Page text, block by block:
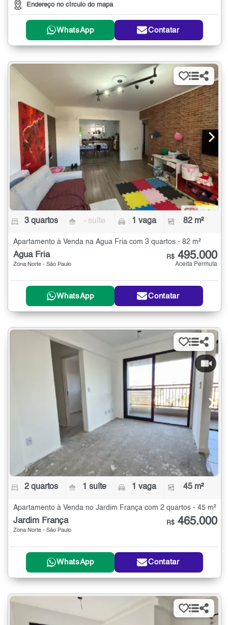
Endereço no círculo do mapa
WhatsApp Contatar
3 quartos - suíte 1 vaga 82 m²
Apartamento à Venda na Água Fria com 3 quartos - 82 m²
Água Fria
Zona Norte - São Paulo
R$ 495.000
Aceita Permuta
WhatsApp Contatar
2 quartos 1 suíte 1 vaga 45 m²
Apartamento à Venda no Jardim França com 2 quartos - 45 m²
Jardim França
Zona Norte - São Paulo
R$ 465.000
WhatsApp Contatar